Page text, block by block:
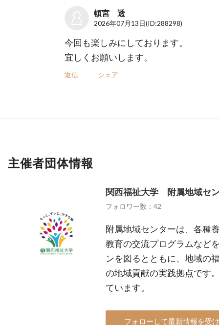
頓宮 透
2026年07月13日(ID:288298)
今回も楽しみにしております。
宜しくお願いします。
返信 シェア
主催者団体情報
関西福祉大学 附属地域セ
フォロワー数：42
附属地域センターは、各種
教育の交流プログラムなど
ンを図るとともに、地域の
の地域貢献の実践拠点です
ています。
フォローして最新情報を受